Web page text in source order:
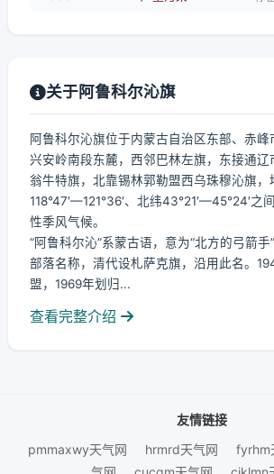
关于阿鲁科尔沁旗
阿鲁科尔沁旗位于内蒙古自治区东部、赤峰
兴安岭南段东麓，西邻巴林左旗，东接通辽
翁牛特旗，北靠锡林郭勒盟西乌珠穆沁旗，
118°47′—121°36′、北纬43°21′—45°24′之
性季风气候。
“阿鲁科尔沁”系蒙古语，意为“北方的弓箭
部落名称，清代设札萨克旗，沿用此名。
盟，1969年划归...
查看完整介绍
友情链接
pmmaxwy天气网
hrmrd天气网 fyrhm